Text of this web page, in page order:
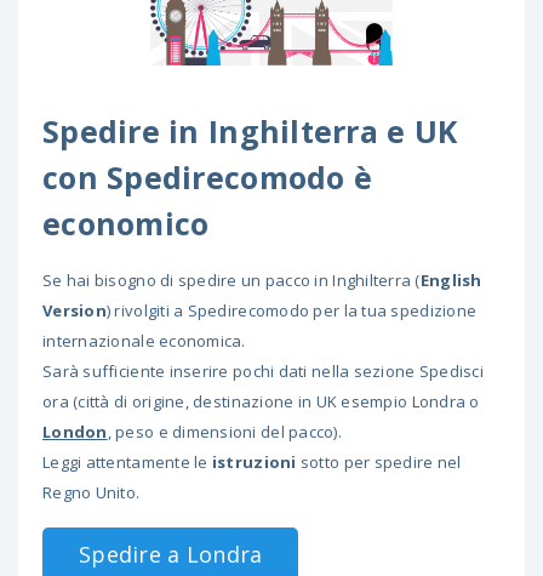
Spedire in Inghilterra e UK
con Spedirecomodo è
economico
Se hai bisogno di spedire un pacco in Inghilterra (English
Version) rivolgiti a Spedirecomodo per la tua spedizione
internazionale economica.
Sarà sufficiente inserire pochi dati nella sezione Spedisci
ora (città di origine, destinazione in UK esempio Londra o
London, peso e dimensioni del pacco).
Leggi attentamente le istruzioni sotto per spedire nel
Regno Unito.
Spedire a Londra